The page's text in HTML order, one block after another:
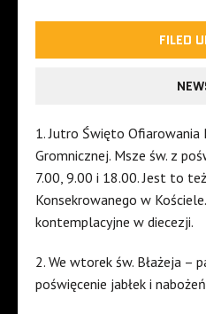
FILED
1. Jutro Święto Ofiarowania
Gromnicznej. Msze św. z
7.00, 9.00 i 18.00. Jest to
Konsekrowanego w
kontemplacyjne w diecezji.
2. We wtorek św. Błażeja –
poświęcenie jabłek i